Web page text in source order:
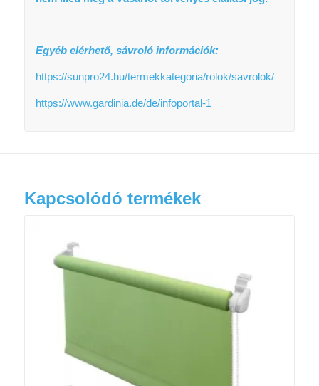
Egyéb elérhető, sávroló információk:
https://sunpro24.hu/termekkategoria/rolok/savrolok/
https://www.gardinia.de/de/infoportal-1
Kapcsolódó termékek